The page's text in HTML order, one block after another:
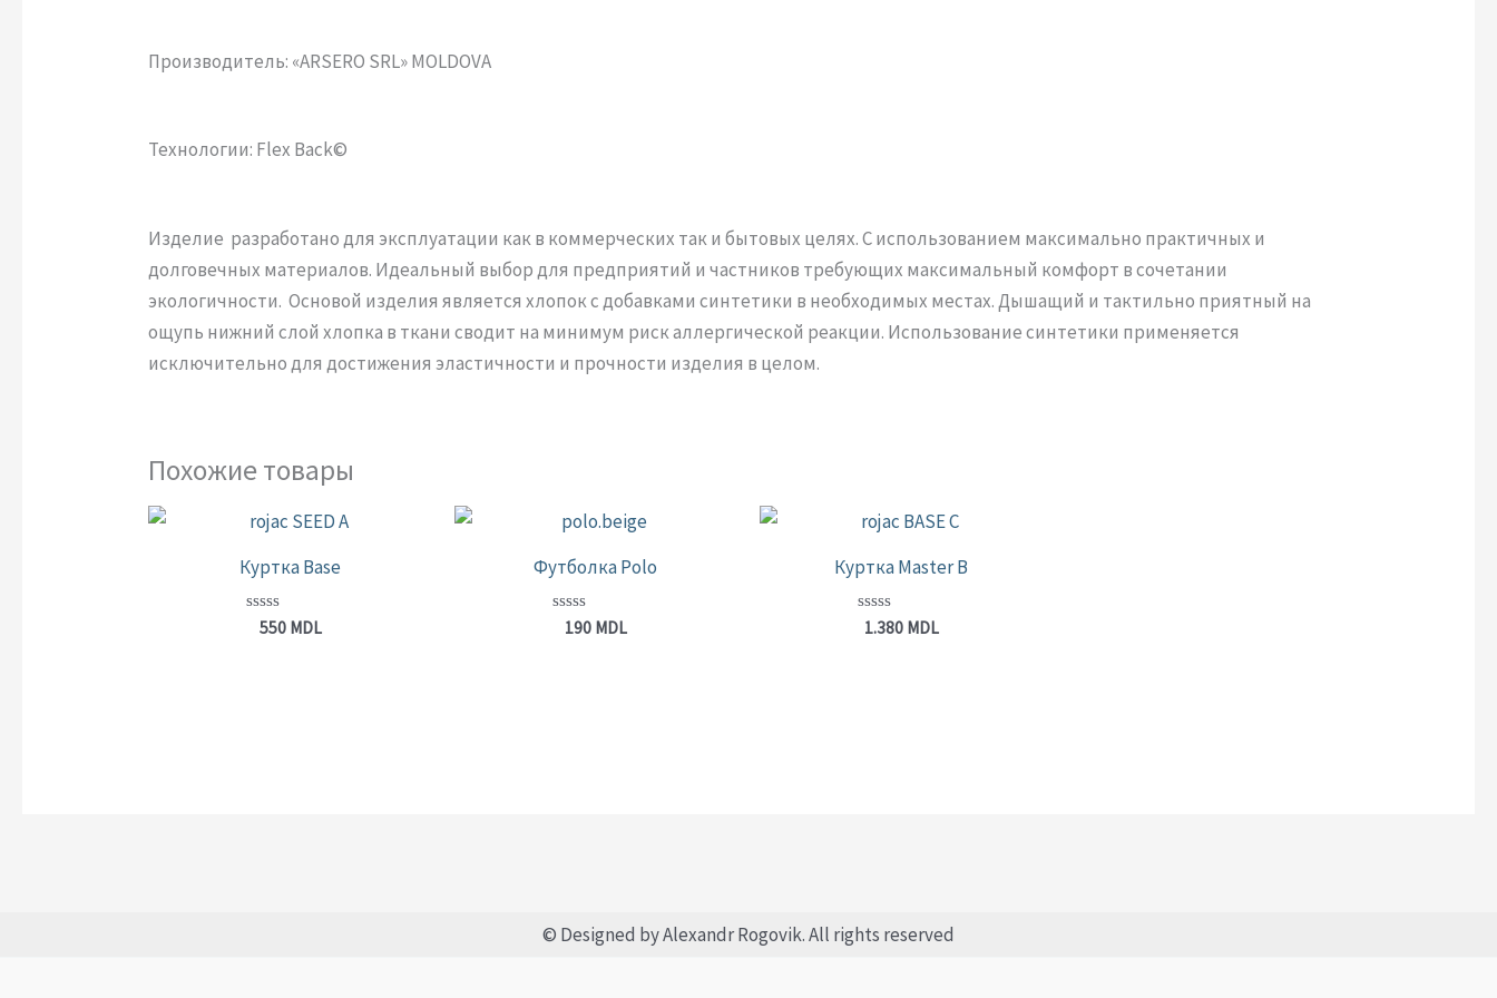
Производитель: «ARSERO SRL» MOLDOVA
Технологии: Flex Back©
Изделие разработано для эксплуатации как в коммерческих так и бытовых целях. С использованием максимально практичных и
долговечных материалов. Идеальный выбор для предприятий и частников требующих максимальный комфорт в сочетании
экологичности. Основой изделия является хлопок с добавками синтетики в необходимых местах. Дышащий и тактильно приятный на
ощупь нижний слой хлопка в ткани сводит на минимум риск аллергической реакции. Использование синтетики применяется
исключительно для достижения эластичности и прочности изделия в целом.
Похожие товары
Куртка Base
Оценка
550 MDL
Футболка Polo
Оценка
190 MDL
Куртка Master B
Оценка
1.380 MDL
© Designed by Alexandr Rogovik. All rights reserved